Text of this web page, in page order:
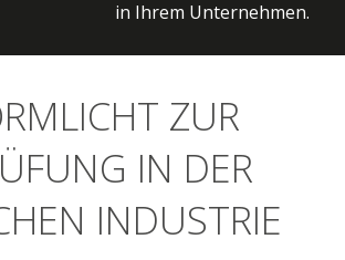
in Ihrem Unternehmen.
in Ihrem Unternehmen.
in Ihrem Unternehmen.
ZUR
IN DER
INDUSTRIE